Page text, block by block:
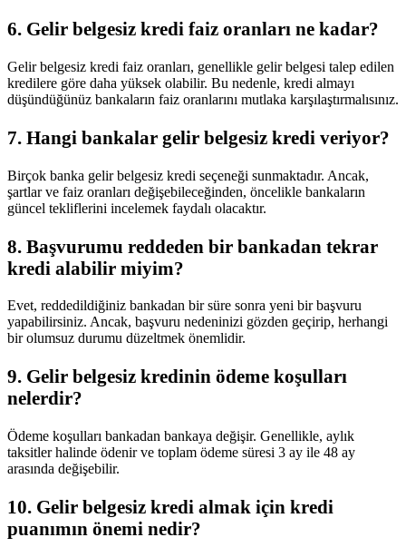
6. Gelir belgesiz kredi faiz oranları ne kadar?
Gelir belgesiz kredi faiz oranları, genellikle gelir belgesi talep edilen
kredilere göre daha yüksek olabilir. Bu nedenle, kredi almayı
düşündüğünüz bankaların faiz oranlarını mutlaka karşılaştırmalısınız.
7. Hangi bankalar gelir belgesiz kredi veriyor?
Birçok banka gelir belgesiz kredi seçeneği sunmaktadır. Ancak,
şartlar ve faiz oranları değişebileceğinden, öncelikle bankaların
güncel tekliflerini incelemek faydalı olacaktır.
8. Başvurumu reddeden bir bankadan tekrar
kredi alabilir miyim?
Evet, reddedildiğiniz bankadan bir süre sonra yeni bir başvuru
yapabilirsiniz. Ancak, başvuru nedeninizi gözden geçirip, herhangi
bir olumsuz durumu düzeltmek önemlidir.
9. Gelir belgesiz kredinin ödeme koşulları
nelerdir?
Ödeme koşulları bankadan bankaya değişir. Genellikle, aylık
taksitler halinde ödenir ve toplam ödeme süresi 3 ay ile 48 ay
arasında değişebilir.
10. Gelir belgesiz kredi almak için kredi
puanımın önemi nedir?